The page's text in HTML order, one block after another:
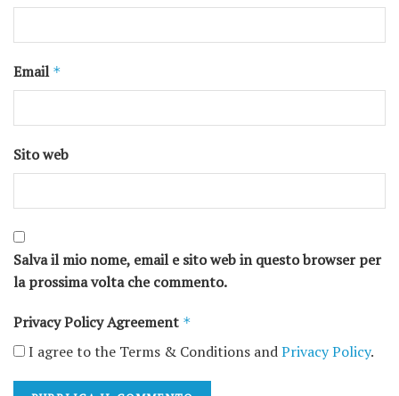
Email *
Sito web
Salva il mio nome, email e sito web in questo browser per
la prossima volta che commento.
Privacy Policy Agreement *
I agree to the Terms & Conditions andPrivacy Policy.